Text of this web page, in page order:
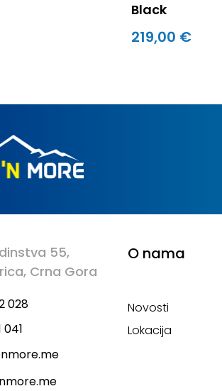
Black
219,00 €
55,
Crna Gora
028
041
O nama
Novosti
Lokacija